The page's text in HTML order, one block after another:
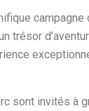
trésor
sont invités à